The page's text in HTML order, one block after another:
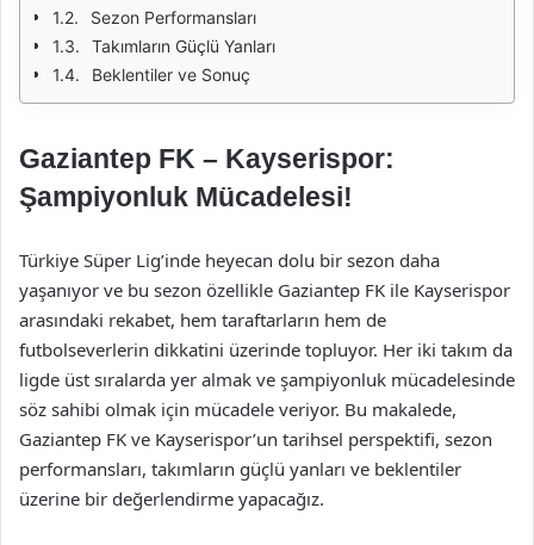
Sezon Performansları
Takımların Güçlü Yanları
Beklentiler ve Sonuç
Gaziantep FK – Kayserispor:
Şampiyonluk Mücadelesi!
Türkiye Süper Lig’inde heyecan dolu bir sezon daha
yaşanıyor ve bu sezon özellikle Gaziantep FK ile Kayserispor
arasındaki rekabet, hem taraftarların hem de
futbolseverlerin dikkatini üzerinde topluyor. Her iki takım da
ligde üst sıralarda yer almak ve şampiyonluk mücadelesinde
söz sahibi olmak için mücadele veriyor. Bu makalede,
Gaziantep FK ve Kayserispor’un tarihsel perspektifi, sezon
performansları, takımların güçlü yanları ve beklentiler
üzerine bir değerlendirme yapacağız.